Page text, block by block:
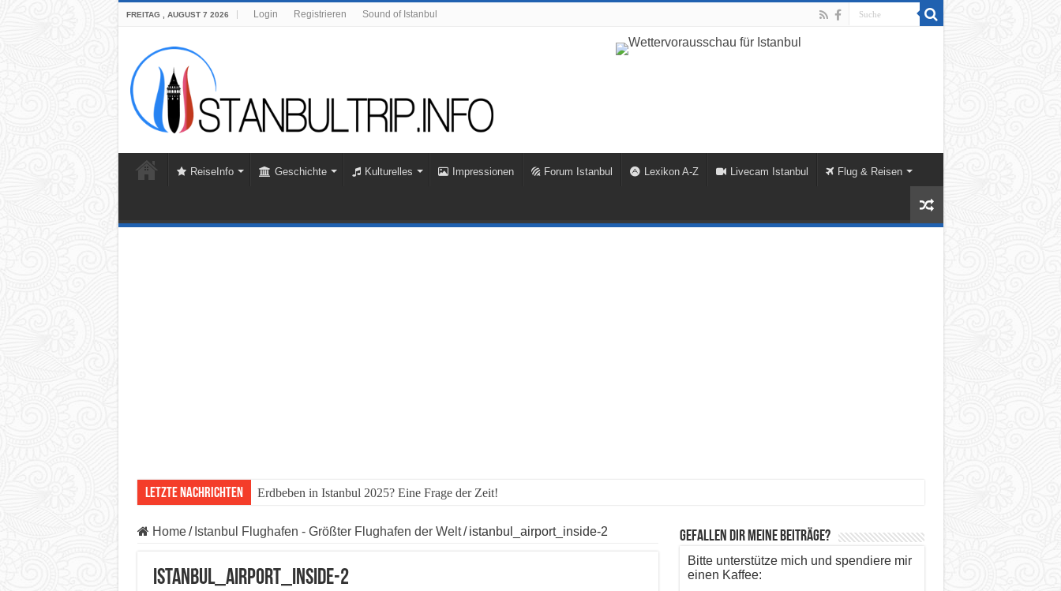
FREITAG , AUGUST 7 2026 Login Registrieren Sound of Istanbul
ReiseInfo Geschichte Kulturelles Impressionen Forum Istanbul Lexikon A-Z Livecam Istanbul Flug & Reisen
Letzte Nachrichten Erdbeben in Istanbul 2025? Eine Frage der Zeit!
Home / Istanbul Flughafen - Größter Flughafen der Welt / istanbul_airport_inside-2
istanbul_airport_inside-2
Gefallen dir meine Beiträge?
Bitte unterstütze mich und spendiere mir
einen Kaffee: